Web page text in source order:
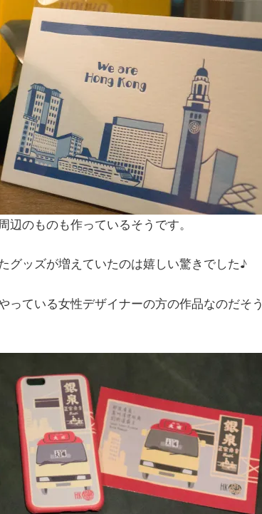
のものも作っているそうです。
グッズが増えていたのは嬉しい驚きでした♪
っている女性デザイナーの方の作品なのだそう